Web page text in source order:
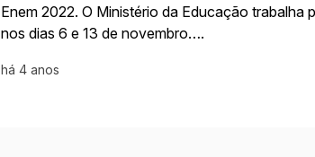
Enem 2022. O Ministério da Educação trabalha
nos dias 6 e 13 de novembro….
há 4 anos